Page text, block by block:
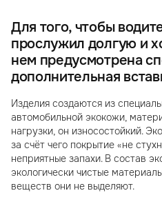
Для того, чтобы
прослужил долгую и
нем предусмотрена
дополнительная
Изделия создаются из
автомобильной экокожи,
нагрузки, он износостойкий.
за счёт чего покрытие «не
неприятные запахи. В состав
экологически чистые
веществ они не выделяют.